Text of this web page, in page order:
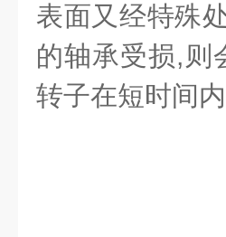
表面又经特殊
的轴承受损,则
转子在短时间